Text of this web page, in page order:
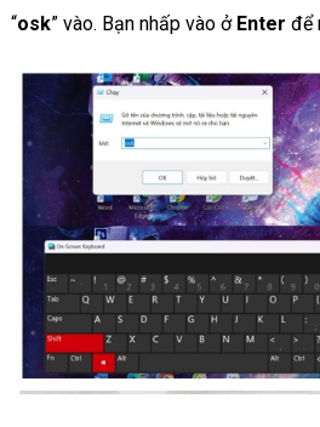
“osk” vào. Bạn nhấp vào ởEnter để